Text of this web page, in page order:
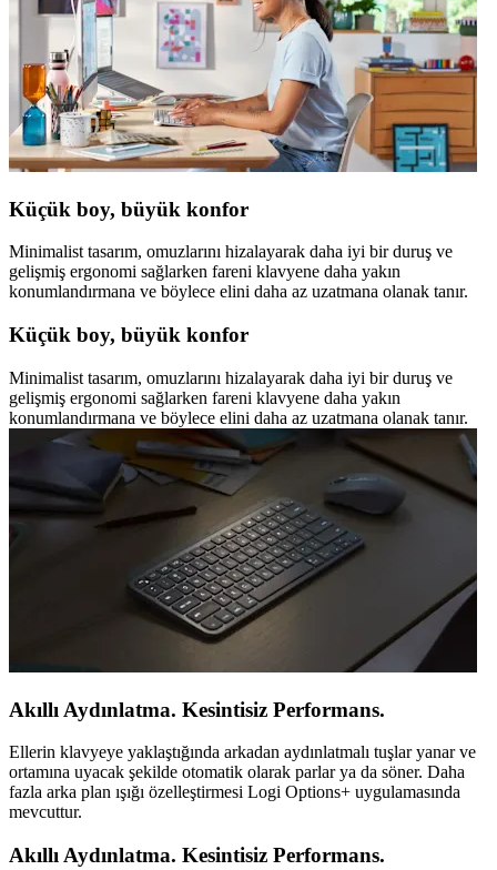
Küçük boy, büyük konfor
Minimalist tasarım, omuzlarını hizalayarak daha iyi bir duruş ve
gelişmiş ergonomi sağlarken fareni klavyene daha yakın
konumlandırmana ve böylece elini daha az uzatmana olanak tanır.
Küçük boy, büyük konfor
Minimalist tasarım, omuzlarını hizalayarak daha iyi bir duruş ve
gelişmiş ergonomi sağlarken fareni klavyene daha yakın
konumlandırmana ve böylece elini daha az uzatmana olanak tanır.
Akıllı Aydınlatma. Kesintisiz Performans.
Ellerin klavyeye yaklaştığında arkadan aydınlatmalı tuşlar yanar ve
ortamına uyacak şekilde otomatik olarak parlar ya da söner. Daha
fazla arka plan ışığı özelleştirmesi Logi Options+ uygulamasında
mevcuttur.
Akıllı Aydınlatma. Kesintisiz Performans.